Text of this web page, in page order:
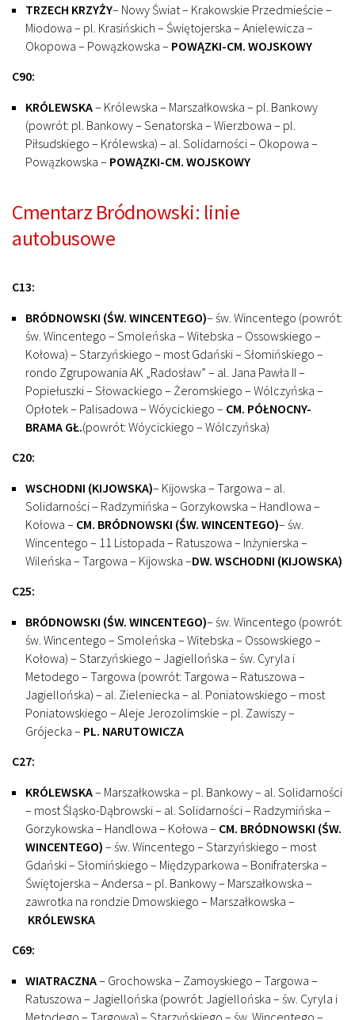
TRZECH KRZYŻY– Nowy Świat – Krakowskie Przedmieście –
Miodowa – pl. Krasińskich – Świętojerska – Anielewicza –
Okopowa – Powązkowska – POWĄZKI-CM. WOJSKOWY
C90:
KRÓLEWSKA– Królewska – Marszałkowska – pl. Bankowy
(powrót: pl. Bankowy – Senatorska – Wierzbowa – pl.
Piłsudskiego – Królewska) – al. Solidarności – Okopowa –
Powązkowska – POWĄZKI-CM. WOJSKOWY
Cmentarz Bródnowski: linie
autobusowe
C13:
BRÓDNOWSKI (ŚW. WINCENTEGO)– św. Wincentego (powrót:
św. Wincentego – Smoleńska – Witebska – Ossowskiego –
Kołowa) – Starzyńskiego – most Gdański – Słomińskiego –
rondo Zgrupowania AK „Radosław” – al. Jana Pawła II –
Popiełuszki – Słowackiego – Żeromskiego – Wólczyńska –
Opłotek – Palisadowa – Wóycickiego – CM. PÓŁNOCNY-
BRAMA GŁ.(powrót: Wóycickiego – Wólczyńska)
C20:
WSCHODNI (KIJOWSKA)– Kijowska – Targowa – al.
Solidarności – Radzymińska – Gorzykowska – Handlowa –
Kołowa – CM. BRÓDNOWSKI (ŚW. WINCENTEGO)– św.
Wincentego – 11 Listopada – Ratuszowa – Inżynierska –
Wileńska – Targowa – Kijowska –DW. WSCHODNI (KIJOWSKA)
C25:
BRÓDNOWSKI (ŚW. WINCENTEGO)– św. Wincentego (powrót:
św. Wincentego – Smoleńska – Witebska – Ossowskiego –
Kołowa) – Starzyńskiego – Jagiellońska – św. Cyryla i
Metodego – Targowa (powrót: Targowa – Ratuszowa –
Jagiellońska) – al. Zieleniecka – al. Poniatowskiego – most
Poniatowskiego – Aleje Jerozolimskie – pl. Zawiszy –
Grójecka – PL. NARUTOWICZA
C27:
KRÓLEWSKA– Marszałkowska – pl. Bankowy – al. Solidarności
– most Śląsko-Dąbrowski – al. Solidarności – Radzymińska –
Gorzykowska – Handlowa – Kołowa – CM. BRÓDNOWSKI (ŚW.
WINCENTEGO) – św. Wincentego – Starzyńskiego – most
Gdański – Słomińskiego – Międzyparkowa – Bonifraterska –
Świętojerska – Andersa – pl. Bankowy – Marszałkowska –
zawrotka na rondzie Dmowskiego – Marszałkowska –
KRÓLEWSKA
C69:
WIATRACZNA– Grochowska – Zamoyskiego – Targowa –
Ratuszowa – Jagiellońska (powrót: Jagiellońska – św. Cyryla i
Metodego – Targowa) – Starzyńskiego – św. Wincentego –